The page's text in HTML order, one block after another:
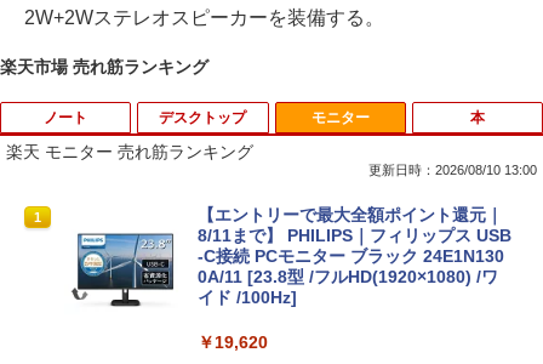
2W+2Wステレオスピーカーを装備する。
楽天市場 売れ筋ランキング
ノート
1
超得5,000円OFF&P10倍｜高性能Core i5
第10世代｜新生活応援 豪華特典付き｜最
大180日保証｜中古ノートパソコン Wind
ows11 office付き ｜中古ノートパソコン
15.6 テンキー付き｜中古ノートパソコン
ソコン｜パソコン｜中古PC
デスクトップ
1
中古パソコン 一体型 富士通 ESPRIMO F
H52/S FMVF52SW Windows10 Celeron
1005M 1.90GHz メモリ4GB 1TB 21.5イ
ンチ Office付き DVD Webカメラ 無線L
AN 3ヶ月保証 wd2685 中古
￥15,800
モニター
楽天 モニター 売れ筋ランキング
更新日時：2026/08/10 13:00
1
【エントリーで最大全額ポイント還元｜
8/11まで】 PHILIPS｜フィリップス USB
-C接続 PCモニター ブラック 24E1N130
0A/11 [23.8型 /フルHD(1920×1080) /ワ
イド /100Hz]
￥19,620
本